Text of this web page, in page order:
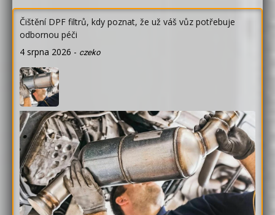
Čištění DPF filtrů, kdy poznat, že už váš vůz potřebuje
odbornou péči
4 srpna 2026 - czeko